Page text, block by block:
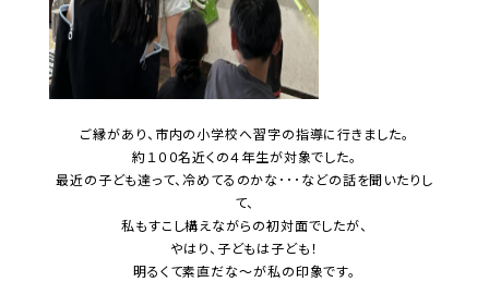
ご縁があり、市内の小学校へ習字の指導に行きました。
約１００名近くの４年生が対象でした。
最近の子ども達って、冷めてるのかな･･･などの話を聞いたりし
て、
私もすこし構えながらの初対面でしたが、
やはり、子どもは子ども！
明るくて素直だな～が私の印象です。